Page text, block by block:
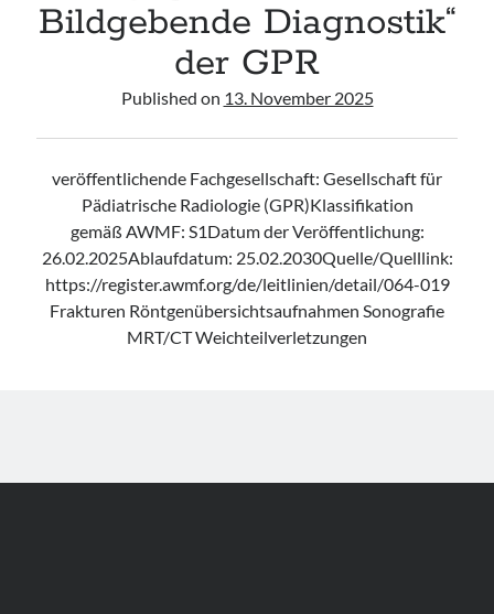
Bildgebende Diagnostik“
der GPR
Published on 13. November 2025
veröffentlichende Fachgesellschaft: Gesellschaft für
Pädiatrische Radiologie (GPR)Klassifikation
gemäß AWMF: S1Datum der Veröffentlichung:
26.02.2025Ablaufdatum: 25.02.2030Quelle/Quelllink:
https://register.awmf.org/de/leitlinien/detail/064-019
Frakturen Röntgenübersichtsaufnahmen Sonografie
MRT/CT Weichteilverletzungen